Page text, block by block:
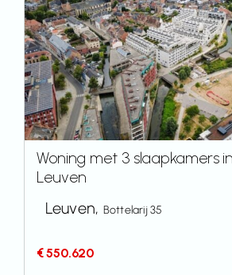
Woning met 3 slaapkamers
Leuven
Leuven, Bottelarij 35
€ 550.620